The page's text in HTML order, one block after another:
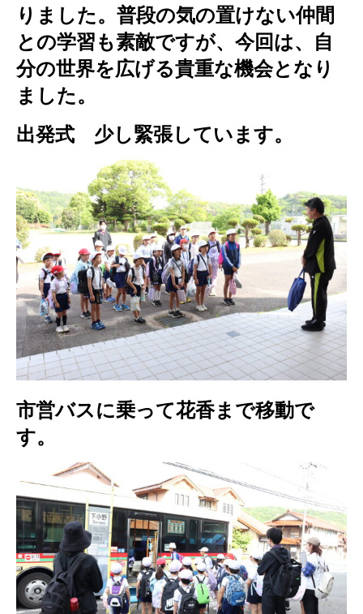
りました。普段の気の置けない仲間
との学習も素敵ですが、今回は、自
分の世界を広げる貴重な機会となり
ました。
出発式 少し緊張しています。
市営バスに乗って花香まで移動で
す。